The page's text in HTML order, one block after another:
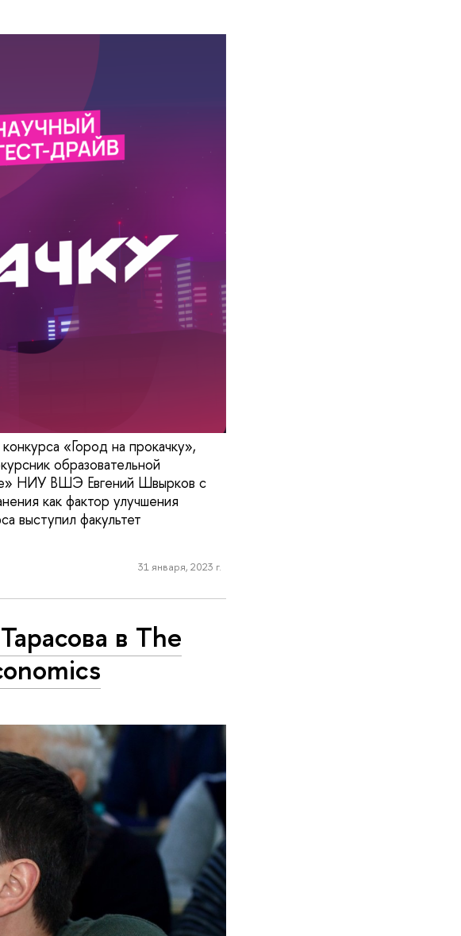
«Город на прокачку»,
образовательной
НИУ ВШЭ Евгений Швырков с
как фактор улучшения
выступил факультет
31 января, 2023 г.
в The